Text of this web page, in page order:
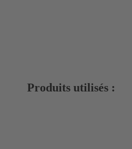
Produits utilisés :